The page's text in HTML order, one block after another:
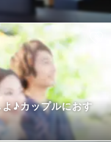
よ♪カップルにおす